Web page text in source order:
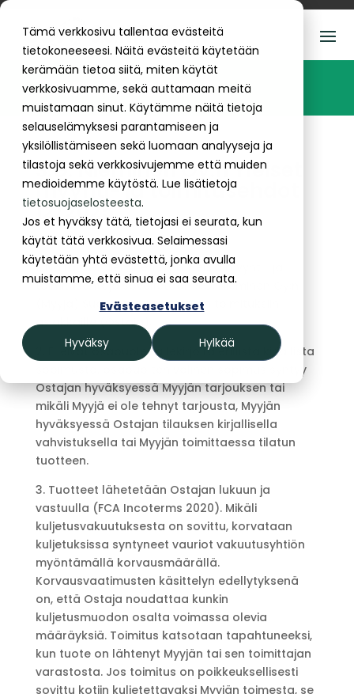
Tämä verkkosivu tallentaa evästeitä
tietokoneeseesi. Näitä evästeitä käytetään
kerämään tietoa siitä, miten käytät
verkkosivuamme, sekä auttamaan meitä
muistamaan sinut. Käytämme näitä tietoja
selauselämyksesi parantamiseen ja
yksilöllistämiseen sekä luomaan analyyseja ja
tilastoja sekä verkkosivujemme että muiden
medioidemme käytöstä. Lue lisätietoja
tietosuojaselosteesta.
Jos et hyväksy tätä, tietojasi ei seurata, kun
käytät tätä verkkosivua. Selaimessasi
käytetään yhtä evästettä, jonka avulla
muistamme, että sinua ei saa seurata.
Evästeasetukset
Hyväksy Hylkää
Toimitusehdot
S.G. Nieminen Oy:n Yleiset
myynti- ja toimitusehdot
12/2025
1. Näitä S.G. Nieminen Oy:n Yleisiä myynti- ja
toimitusehtoja sovelletaan S.G. Nieminen Oy:n
(Myyjä) Suomessa tapahtuviin toimituksiin
asiakkaille (Ostaja).
2. Elleivät osapuolet allekirjoita erillistä kirjallista
sopimusta, osapuolten välinen sopimus syntyy
Ostajan hyväksyessä Myyjän tarjouksen tai
mikäli Myyjä ei ole tehnyt tarjousta, Myyjän
hyväksyessä Ostajan tilauksen kirjallisella
vahvistuksella tai Myyjän toimittaessa tilatun
tuotteen.
3. Tuotteet lähetetään Ostajan lukuun ja
vastuulla (FCA Incoterms 2020). Mikäli
kuljetusvakuutuksesta on sovittu, korvataan
kuljetuksissa syntyneet vauriot vakuutusyhtiön
myöntämällä korvausmäärällä.
Korvausvaatimusten käsittelyn edellytyksenä
on, että Ostaja noudattaa kunkin
kuljetusmuodon osalta voimassa olevia
määräyksiä. Toimitus katsotaan tapahtuneeksi,
kun tuote on lähtenyt Myyjän tai sen toimittajan
varastosta. Jos toimitus on poikkeuksellisesti
sovittu kotiin kuljetettavaksi Myyjän toimesta, se